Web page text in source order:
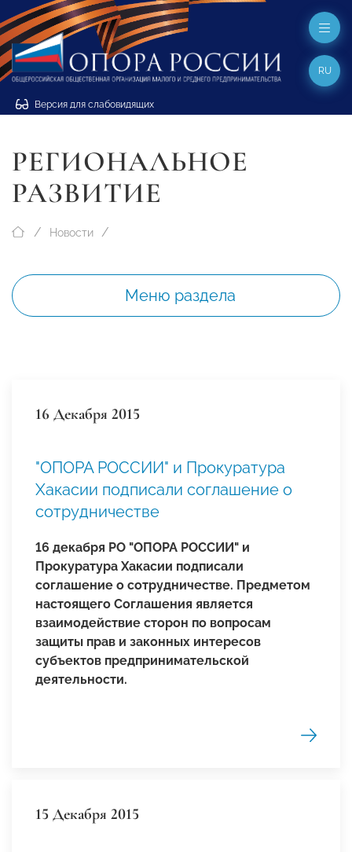
Версия для слабовидящих
RU
РЕГИОНАЛЬНОЕ
РАЗВИТИЕ
Новости
Меню раздела
16 Декабря 2015
"ОПОРА РОССИИ" и Прокуратура
Хакасии подписали соглашение о
сотрудничестве
16 декабря РО "ОПОРА РОССИИ" и
Прокуратура Хакасии подписали
соглашение о сотрудничестве. Предметом
настоящего Соглашения является
взаимодействие сторон по вопросам
защиты прав и законных интересов
субъектов предпринимательской
деятельности.
15 Декабря 2015